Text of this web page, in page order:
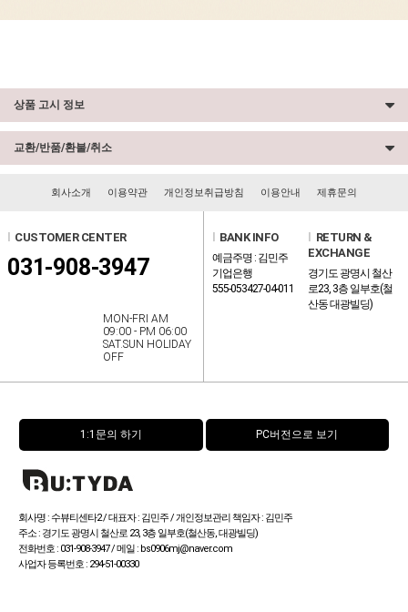
상품 고시 정보
교환/반품/환불/취소
회사소개 이용약관 개인정보취급방침 이용안내 제휴문의
l CUSTOMER CENTER
031-908-3947
MON-FRI AM
09:00 - PM 06:00
SAT.SUN HOLIDAY
OFF
l BANK INFO
예금주명 : 김민주
기업은행
555-053427-04-011
l RETURN &
EXCHANGE
경기도 광명시 철산
로23, 3층 일부호(철
산동 대광빌딩)
1:1문의 하기 PC버전으로 보기
회사명 : 수뷰티센타2 / 대표자 : 김민주 / 개인정보관리 책임자 : 김민주
주소 : 경기도 광명시 철산로 23, 3층 일부호(철산동, 대광빌딩)
전화번호 : 031-908-3947 / 메일 : bs0906mj@naver.com
사업자 등록번호 : 294-51-00330